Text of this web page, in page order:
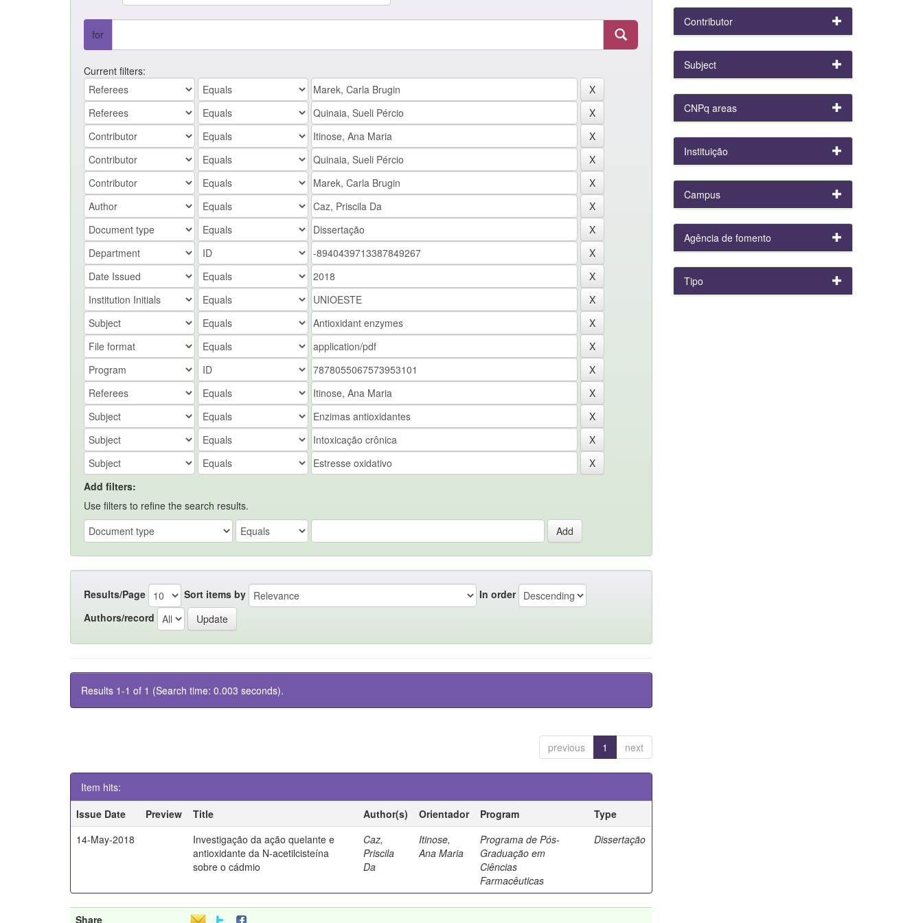
for
Current filters:
Add filters:
Use filters to refine the search results.
Results/Page Sort items by
In order
Authors/record
Results 1-1 of 1 (Search time: 0.003 seconds).
previous 1 next
Item hits:
Issue Date
Preview Title Author(s) Orientador Program
Type
14-May-2018
Investigação da ação quelante e
antioxidante da N-acetilcisteína
sobre o cádmio
Caz,
Priscila
Da
Itinose,
Ana Maria
Programa de Pós-
Graduação em
Ciências
Farmacêuticas
Dissertação
Share
Contributor
Subject
CNPq areas
Instituição
Campus
Agência de fomento
Tipo